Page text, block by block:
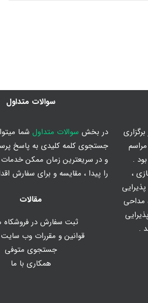
مراسم
.
،
پذیرایی
مداحی
.
سوالات متداول
در بخش سوالات متداولشما
جستجوی کلمه کلیدی به پاسخ
و در سریعترین زمان ممکن خدمات
را پیدا ، مقایسه و برای سفارش
مقالات
ثبت سفارش در فروشکاه
قوانین و مقررات وب
جستجوی متوفی
همکاری با ما